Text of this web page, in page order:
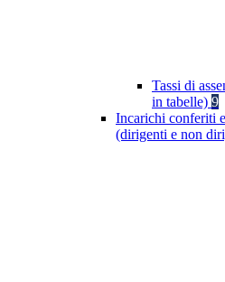
Tassi di
in tabelle) 9
Incarichi conferiti
(dirigenti e non